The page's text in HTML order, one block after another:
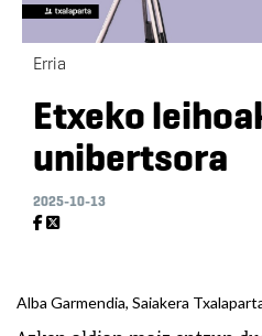
Erria
Etxeko
unibertsora
2025-10-13
Alba Garmendia, Saiakera